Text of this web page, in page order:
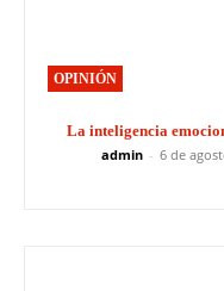
OPINIÓN
La inteligencia
admin - 6 de